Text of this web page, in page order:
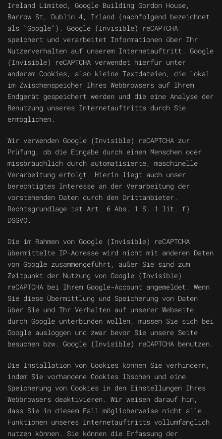
Ireland Limited, Google Building Gordon House,
Barrow St, Dublin 4, Irland (nachfolgend bezeichnet
als "Google"). Google (Invisible) reCAPTCHA
speichert und verarbeitet Informationen über Ihr
Nutzerverhalten auf unserem Internetauftritt. Google
(Invisible) reCAPTCHA verwendet hierfür unter
anderem Cookies, also kleine Textdateien, die lokal
im Zwischenspeicher Ihres Webbrowsers auf Ihrem
Endgerät gespeichert werden und die eine Analyse der
Benutzung unseres Internetauftritts durch Sie
ermöglichen.
Wir verwenden Google (Invisible) reCAPTCHA zur
Prüfung, ob die Eingabe durch einen Menschen oder
missbräuchlich durch automatisierte, maschinelle
Verarbeitung erfolgt. Hierin liegt auch unser
berechtigtes Interesse an der Verarbeitung der
vorstehenden Daten durch den Drittanbieter.
Rechtsgrundlage ist Art. 6 Abs. 1 S. 1 lit. f)
DSGVO.
Die im Rahmen von Google (Invisible) reCAPTCHA
übermittelte IP-Adresse wird nicht mit anderen Daten
von Google zusammengeführt, außer Sie sind zum
Zeitpunkt der Nutzung von Google (Invisible)
reCAPTCHA bei Ihrem Google-Account angemeldet. Wenn
Sie diese Übermittlung und Speicherung von Daten
über Sie und Ihr Verhalten auf unserer Webseite
durch Google unterbinden wollen, müssen Sie sich bei
Google ausloggen und zwar bevor Sie unsere Seite
besuchen bzw. Google (Invisible) reCAPTCHA benutzen.
Die Installation von Cookies können Sie verhindern,
indem Sie vorhandene Cookies löschen und eine
Speicherung von Cookies in den Einstellungen Ihres
Webbrowsers deaktivieren. Wir weisen darauf hin,
dass Sie in diesem Fall möglicherweise nicht alle
Funktionen unseres Internetauftritts vollumfänglich
nutzen können. Sie können die Erfassung der